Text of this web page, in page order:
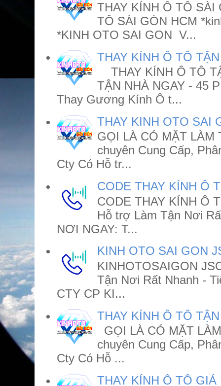
THAY KÍNH Ô TÔ
TÔ SÀI GÒN HCM
*KINH OTO SAI GON V...
THAY KÍNH Ô TÔ
THAY KÍNH Ô TÔ
TẬN NHÀ NGAY - 45
Thay Gương Kính Ô t...
THAY KINH OTO SAI
GỌI LÀ CÓ MẶT LÀM
chuyên Cung Cấp,
Cty Có Hỗ tr...
CODE THAY KÍNH Ô
CODE THAY KÍNH Ô
Hỗ trợ Làm Tận Nơi
NƠI NGAY: T...
KINH OTO SAI GON
KINHOTOSAIGON
Tận Nơi Rất Nhanh -
CTY CP KI...
THAY KÍNH Ô TÔ
GỌI LÀ CÓ MẶT
chuyên Cung Cấp,
Cty Có Hỗ ...
THAY KÍNH Ô TÔ GIÁ